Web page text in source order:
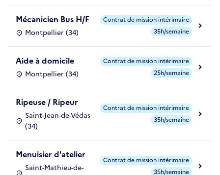
Mécanicien Bus H/F
Montpellier (34)
Contrat de mission intérimaire
35h/semaine
Aide à domicile
Montpellier (34)
Contrat de mission intérimaire
25h/semaine
Ripeuse / Ripeur
Saint-Jean-de-Védas
(34)
Contrat de mission intérimaire
35h/semaine
Menuisier d'atelier
Saint-Mathieu-de-
Contrat de mission intérimaire
35h/semaine